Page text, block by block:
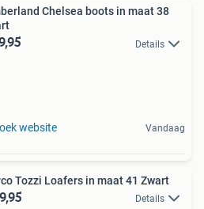
Chelsea boots in maat 38
Details
website Vandaag
Tozzi Loafers in maat 41 Zwart
Details